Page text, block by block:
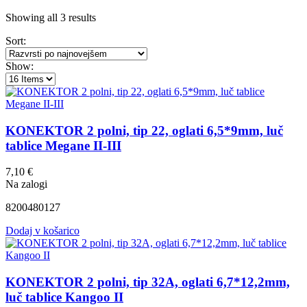
Showing all 3 resultsSorted
Sort:
Show:
KONEKTOR 2 polni, tip 22, oglati 6,5*9mm, luč
tablice Megane II-III
7,10 €
Na zalogi
8200480127
Dodaj v košarico
KONEKTOR 2 polni, tip 32A, oglati 6,7*12,2mm,
luč tablice Kangoo II